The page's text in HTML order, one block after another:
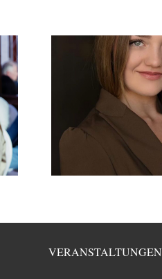
VERANSTALTUNGEN